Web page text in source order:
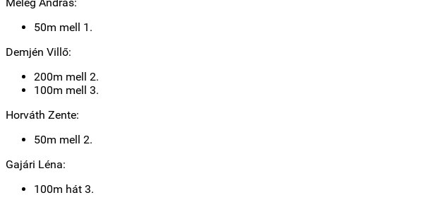
50m mell 1.
Demjén Villő:
200m mell 2.
100m mell 3.
Horváth Zente:
50m mell 2.
Gajári Léna:
100m hát 3.